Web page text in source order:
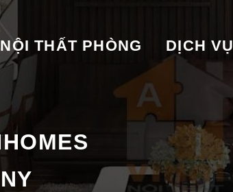
NỘI THẤT PHÒNG DỊCH VỤ